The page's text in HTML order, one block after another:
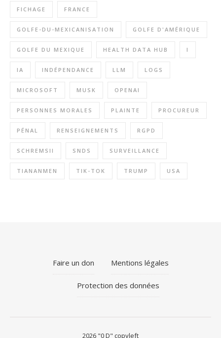
FICHAGE FRANCE
GOLFE-DU-MEXICANISATION GOLFE D'AMÉRIQUE
GOLFE DU MEXIQUE HEALTH DATA HUB I
IA INDÉPENDANCE LLM LOGS
MICROSOFT MUSK OPENAI
PERSONNES MORALES PLAINTE PROCUREUR
PÉNAL RENSEIGNEMENTS RGPD
SCHREMSII SNDS SURVEILLANCE
TIANANMEN TIK-TOK TRUMP USA
Faire un don Mentions légales
Protection des données
2026 "0 D" copyleft